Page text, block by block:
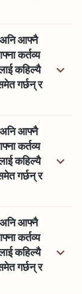
आफ्‍नै
कर्तव्य
कहिल्यै
गर्छन् र
आफ्‍नै
कर्तव्य
कहिल्यै
गर्छन् र
आफ्‍नै
कर्तव्य
कहिल्यै
गर्छन् र